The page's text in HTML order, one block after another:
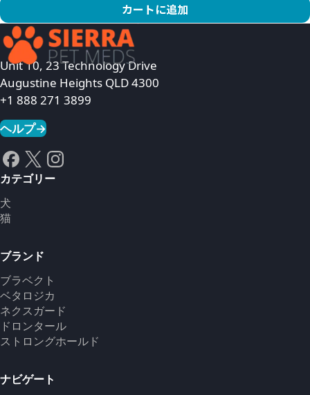
カートに追加
商品を見る
Unit 10, 23 Technology Drive
Augustine Heights QLD 4300
+1 888 271 3899
ヘルプ→
カテゴリー
犬
猫
ブランド
ブラベクト
ベタロジカ
ネクスガード
ドロンタール
ストロングホールド
ナビゲート